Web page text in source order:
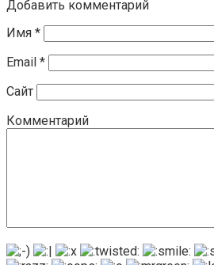
Добавить комментарий
Имя *
Email *
Сайт
Комментарий